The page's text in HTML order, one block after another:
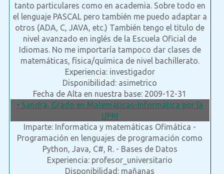
tanto particulares como en academia. Sobre todo en
el lenguaje PASCAL pero también me puedo adaptar a
otros (ADA, C, JAVA, etc.) También tengo el titulo de
nivel avanzado en inglés de la Escuela Oficial de
Idiomas. No me importaría tampoco dar clases de
matemáticas, física/química de nivel bachillerato.
Experiencia: investigador
Disponibilidad: asimetrico
Fecha de Alta en nuestra base: 2009-12-31
• Sandra, Grado en Matemáticas-Informática por la
UPM
Imparte: Informatica y matemáticas Ofimática -
Programación en lenguajes de programación como
Python, Java, C#, R. - Bases de Datos
Experiencia: profesor_universitario
Disponibilidad: mañanas